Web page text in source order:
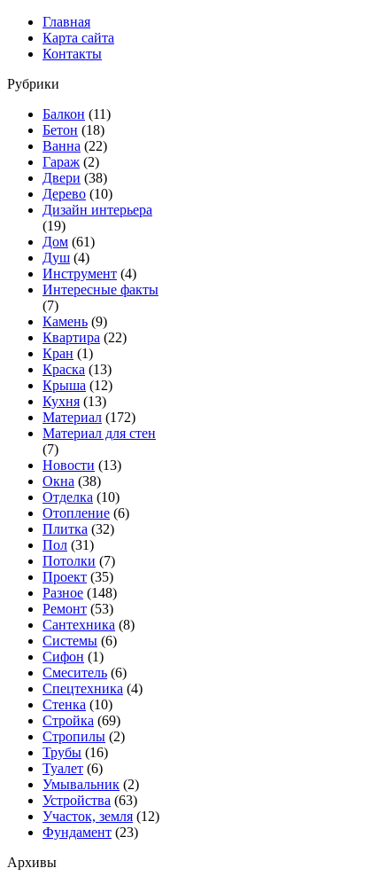
Главная
Карта сайта
Контакты
Рубрики
Балкон (11)
Бетон (18)
Ванна (22)
Гараж (2)
Двери (38)
Дерево (10)
Дизайн интерьера
(19)
Дом (61)
Душ (4)
Инструмент (4)
Интересные факты
(7)
Камень (9)
Квартира (22)
Кран (1)
Краска (13)
Крыша (12)
Кухня (13)
Материал (172)
Материал для стен
(7)
Новости (13)
Окна (38)
Отделка (10)
Отопление (6)
Плитка (32)
Пол (31)
Потолки (7)
Проект (35)
Разное (148)
Ремонт (53)
Сантехника (8)
Системы (6)
Сифон (1)
Смеситель (6)
Спецтехника (4)
Стенка (10)
Стройка (69)
Стропилы (2)
Трубы (16)
Туалет (6)
Умывальник (2)
Устройства (63)
Участок, земля (12)
Фундамент (23)
Архивы